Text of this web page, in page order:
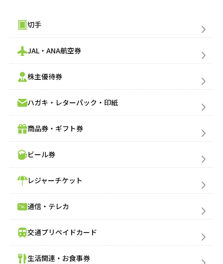
切手
JAL・ANA航空券
株主優待券
ハガキ・レターパック・印紙
商品券・ギフト券
ビール券
レジャーチケット
通信・テレカ
交通プリペイドカード
生活関連・お食事券